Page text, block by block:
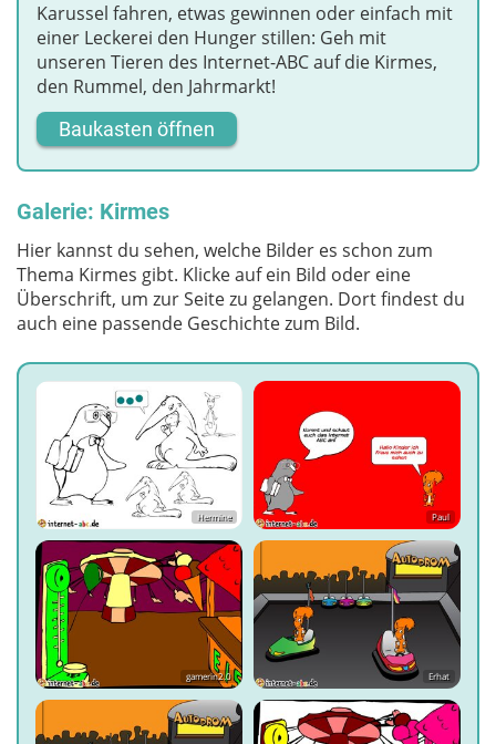
Karussel fahren, etwas gewinnen oder einfach mit
einer Leckerei den Hunger stillen: Geh mit
unseren Tieren des Internet-ABC auf die Kirmes,
den Rummel, den Jahrmarkt!
Baukasten öffnen
Galerie: Kirmes
Hier kannst du sehen, welche Bilder es schon zum
Thema Kirmes gibt. Klicke auf ein Bild oder eine
Überschrift, um zur Seite zu gelangen. Dort findest du
auch eine passende Geschichte zum Bild.
Hermine Paul
gamerin2.0 Erhat